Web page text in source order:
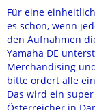
Für eine
es schön, wenn
den Aufnahmen
Yamaha DE
Merchandising
bitte ordert alle
Das wird ein
Österreicher in